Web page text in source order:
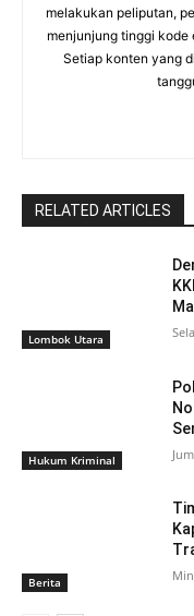
melakukan peliputan,
menjunjung tinggi kode
Setiap konten yang
RELATED ARTICLES
Lombok Utara
Hukum Kriminal
Berita